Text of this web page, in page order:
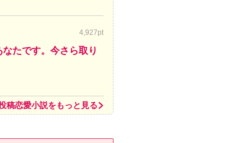
4,927pt
たです。今さら取り
稿恋愛小説をもっと見る